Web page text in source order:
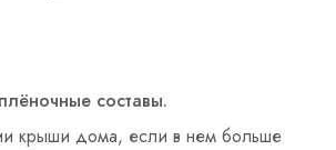
составы.
крыши дома, если в нем больше